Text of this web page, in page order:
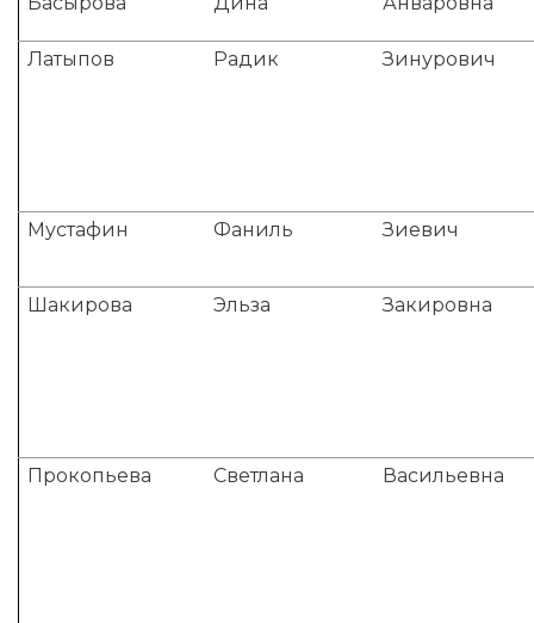
Латыпов Радик Зинурович
Мустафин Фаниль Зиевич
Шакирова Эльза Закировна
Прокопьева Светлана Васильевна